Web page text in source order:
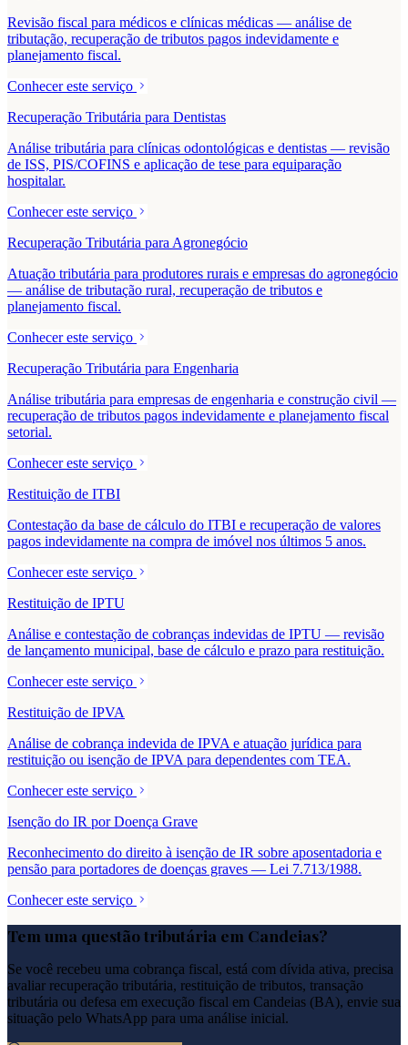
Revisão fiscal para médicos e clínicas médicas — análise de
tributação, recuperação de tributos pagos indevidamente e
planejamento fiscal.
Conhecer este serviço
Recuperação Tributária para Dentistas
Análise tributária para clínicas odontológicas e dentistas — revisão
de ISS, PIS/COFINS e aplicação de tese para equiparação
hospitalar.
Conhecer este serviço
Recuperação Tributária para Agronegócio
Atuação tributária para produtores rurais e empresas do agronegócio
— análise de tributação rural, recuperação de tributos e
planejamento fiscal.
Conhecer este serviço
Recuperação Tributária para Engenharia
Análise tributária para empresas de engenharia e construção civil —
recuperação de tributos pagos indevidamente e planejamento fiscal
setorial.
Conhecer este serviço
Restituição de ITBI
Contestação da base de cálculo do ITBI e recuperação de valores
pagos indevidamente na compra de imóvel nos últimos 5 anos.
Conhecer este serviço
Restituição de IPTU
Análise e contestação de cobranças indevidas de IPTU — revisão
de lançamento municipal, base de cálculo e prazo para restituição.
Conhecer este serviço
Restituição de IPVA
Análise de cobrança indevida de IPVA e atuação jurídica para
restituição ou isenção de IPVA para dependentes com TEA.
Conhecer este serviço
Isenção do IR por Doença Grave
Reconhecimento do direito à isenção de IR sobre aposentadoria e
pensão para portadores de doenças graves — Lei 7.713/1988.
Conhecer este serviço
Tem uma questão tributária em Candeias?
Se você recebeu uma cobrança fiscal, está com dívida ativa, precisa
avaliar recuperação tributária, restituição de tributos, transação
tributária ou defesa em execução fiscal em Candeias (BA), envie sua
situação pelo WhatsApp para uma análise inicial.